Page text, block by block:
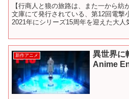
【行商人と狼の旅路は、また一から
文庫にて発行されている、第12回電
2021年にシリーズ15周年を迎えた大
新作アニメ
異世界に
Anime